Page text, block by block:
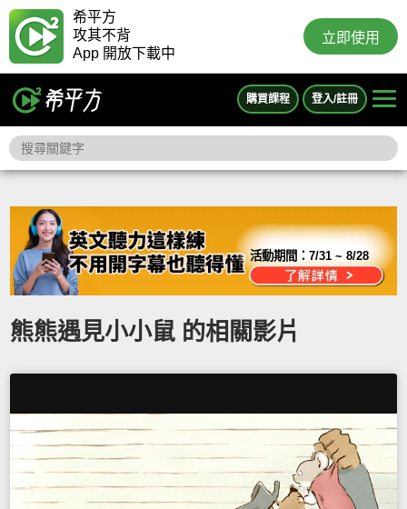
希平方
攻其不背
App 開放下載中
立即使用
購買課程 登入/註冊
活動期間：7/31 ~ 8/28
熊熊遇見小小鼠 的相關影片